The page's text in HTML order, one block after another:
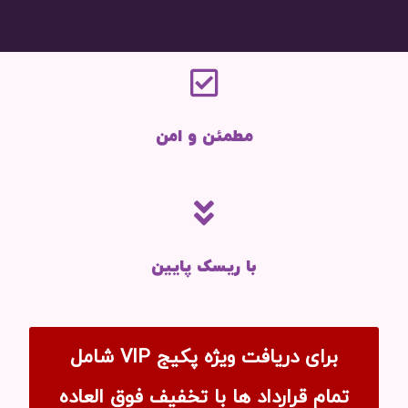
مطمئن و امن
با ریسک پایین
برای دریافت ویژه پکیج VIP شامل
تمام قرارداد ها با تخفیف فوق العاده